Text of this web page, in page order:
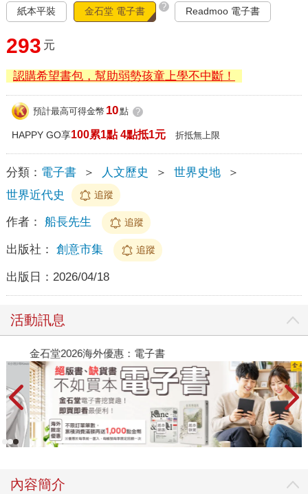
紙本平裝 金石堂 電子書 ? Readmoo 電子書
293 元
認購希望書包，幫助弱勢孩童上學不中斷！
預計最高可得金幣 10點 ?
HAPPY GO享100累1點 4點抵1元 折抵無上限
分類： 電子書 ＞ 人文歷史 ＞ 世界史地
＞
世界近代史
追蹤
作者： 船長先生 追蹤
出版社： 創意市集 追蹤
出版日： 2026/04/18
活動訊息
金石堂2026海外優惠：電子書
內容簡介